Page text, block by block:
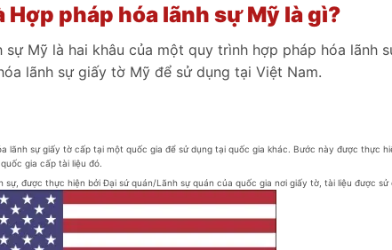
pháp hóa lãnh sự Mỹ là gì?
sự Mỹ là hai khâu của một quy trình hợp pháp hóa lãnh
lãnh sự giấy tờ Mỹ để sử dụng tại Việt Nam.
lãnh sự giấy tờ cấp tại một quốc gia để sử dụng tại quốc gia khác. Bước này được thực
gia cấp tài liệu đó.
sự, được thực hiện bởi Đại sứ quán/Lãnh sự quán của quốc gia nơi giấy tờ, tài liệu được sử